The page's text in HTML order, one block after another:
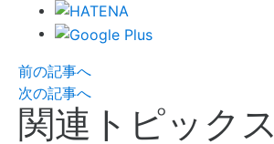
前の記事へ
次の記事へ
関連トピックス